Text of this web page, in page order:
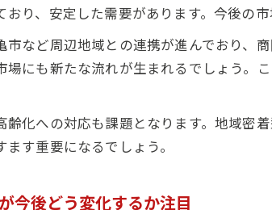
り、安定した需要があります。今後の
市など周辺地域との連携が進んでおり、
場にも新たな流れが生まれるでしょう。
齢化への対応も課題となります。地域密
す重要になるでしょう。
今後どう変化するか注目